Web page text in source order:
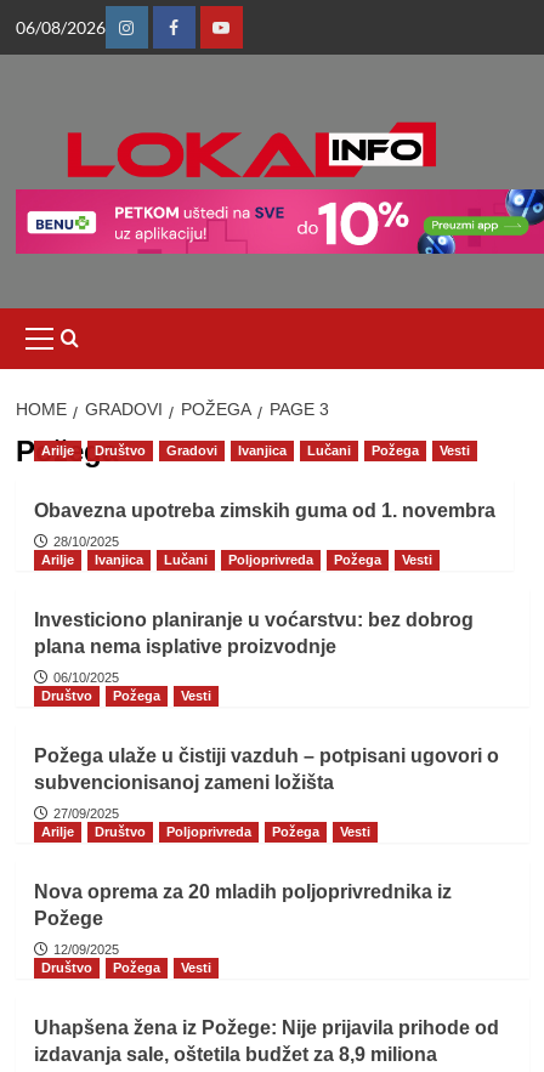
06/08/2026
InstagramFacebookYoutube
Menu
HOME GRADOVI POŽEGA PAGE 3
Požega
Arilje Društvo Gradovi Ivanjica Lučani Požega Vesti
Obavezna upotreba zimskih guma od 1. novembra
28/10/2025
Arilje
Ivanjica Lučani Poljoprivreda Požega Vesti
Investiciono planiranje u voćarstvu: bez dobrog
plana nema isplative proizvodnje
06/10/2025
Društvo
Požega Vesti
Požega ulaže u čistiji vazduh – potpisani ugovori o
subvencionisanoj zameni ložišta
27/09/2025
Arilje
Društvo Poljoprivreda Požega Vesti
Nova oprema za 20 mladih poljoprivrednika iz
Požege
12/09/2025
Društvo
Požega Vesti
Uhapšena žena iz Požege: Nije prijavila prihode od
izdavanja sale, oštetila budžet za 8,9 miliona